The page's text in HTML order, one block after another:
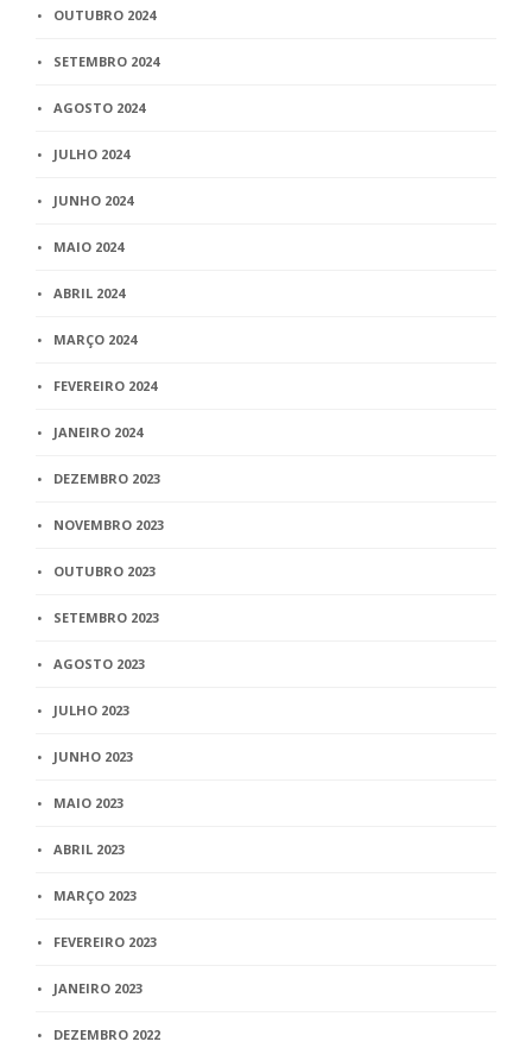
OUTUBRO 2024
SETEMBRO 2024
AGOSTO 2024
JULHO 2024
JUNHO 2024
MAIO 2024
ABRIL 2024
MARÇO 2024
FEVEREIRO 2024
JANEIRO 2024
DEZEMBRO 2023
NOVEMBRO 2023
OUTUBRO 2023
SETEMBRO 2023
AGOSTO 2023
JULHO 2023
JUNHO 2023
MAIO 2023
ABRIL 2023
MARÇO 2023
FEVEREIRO 2023
JANEIRO 2023
DEZEMBRO 2022